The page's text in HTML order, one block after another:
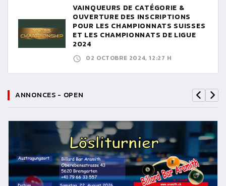
VAINQUEURS DE CATÉGORIE &
OUVERTURE DES INSCRIPTIONS
POUR LES CHAMPIONNATS SUISSES
ET LES CHAMPIONNATS DE LIGUE
2024
02 OCTOBRE 2024, 12:27 H
ANNONCES - OPEN